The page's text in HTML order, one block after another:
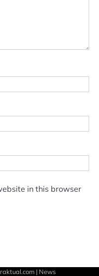
in this browser
| News